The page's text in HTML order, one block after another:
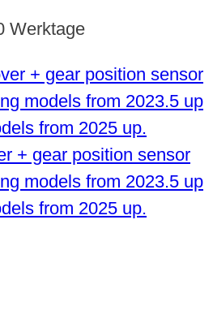
Werktage
+ gear position sensor
models from 2023.5 up
from 2025 up.